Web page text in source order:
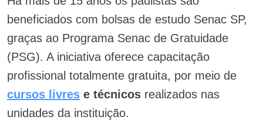
beneficiados com bolsas de estudo Senac SP,
graças ao Programa Senac de Gratuidade
(PSG). A iniciativa oferece capacitação
profissional totalmente gratuita, por meio de
cursos livres e técnicos realizados nas
unidades da instituição.